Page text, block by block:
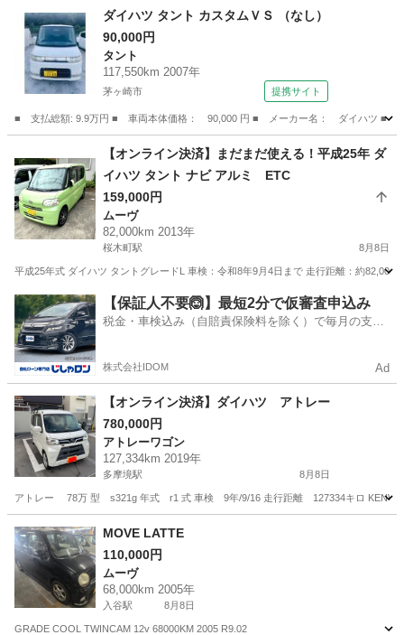
湘南台駅 ネイキッド ターボ
ダイハツ タント カスタムＶＳ （なし）
90,000円
タント
117,550km 2007年
茅ヶ崎市 提携サイト
■ 支払総額: 9.9万円 ■ 車両本体価格： 90,000 円 ■ メーカー名： ダイハツ ■
茅ヶ崎市 タント
【オンライン決済】まだまだ使える！平成25年 ダ
イハツ タント ナビ アルミ ETC
159,000円
ムーヴ
82,000km 2013年
桜木町駅 8月8日
平成25年式 ダイハツ タントグレードL 車検：令和8年9月4日まで 走行距離：約
神奈川 横浜市 桜木町駅 ムーヴ ミッション
【保証人不要🙆】最短2分で仮審査申込み
税金・車検込み（自賠責保険料を除く）で毎月の支払
株式会社IDOM Ad
【オンライン決済】ダイハツ アトレー
780,000円
アトレーワゴン
127,334km 2019年
多摩境駅 8月8日
アトレー 78万 型 s321g 年式 r1 式 車検 9年/9/16 走行距離 127334キロ
神奈川 相模原市MOVE LATTE
110,000円
ムーヴ
68,000km 2005年
入谷駅 8月8日
GRADE COOL TWINCAM 12v 68000KM 2005 R9.02